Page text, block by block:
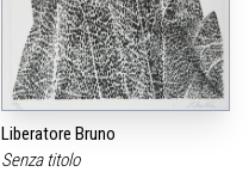
Liberatore Bruno
Senza titolo